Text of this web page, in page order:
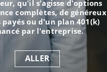
qu'il s'agisse d'options
complètes, de généreux
payés ou d'un plan 401(k)
par l'entreprise.
ALLER